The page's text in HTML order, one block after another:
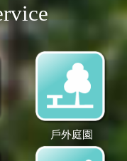
戶外庭園